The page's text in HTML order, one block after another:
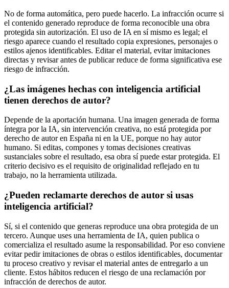
No de forma automática, pero puede hacerlo. La infracción ocurre si
el contenido generado reproduce de forma reconocible una obra
protegida sin autorización. El uso de IA en sí mismo es legal; el
riesgo aparece cuando el resultado copia expresiones, personajes o
estilos ajenos identificables. Editar el material, evitar imitaciones
directas y revisar antes de publicar reduce de forma significativa ese
riesgo de infracción.
¿Las imágenes hechas con inteligencia artificial
tienen derechos de autor?
Depende de la aportación humana. Una imagen generada de forma
íntegra por la IA, sin intervención creativa, no está protegida por
derecho de autor en España ni en la UE, porque no hay autor
humano. Si editas, compones y tomas decisiones creativas
sustanciales sobre el resultado, esa obra sí puede estar protegida. El
criterio decisivo es el requisito de originalidad reflejado en tu
trabajo, no la herramienta utilizada.
¿Pueden reclamarte derechos de autor si usas
inteligencia artificial?
Sí, si el contenido que generas reproduce una obra protegida de un
tercero. Aunque uses una herramienta de IA, quien publica o
comercializa el resultado asume la responsabilidad. Por eso conviene
evitar pedir imitaciones de obras o estilos identificables, documentar
tu proceso creativo y revisar el material antes de entregarlo a un
cliente. Estos hábitos reducen el riesgo de una reclamación por
infracción de derechos de autor.